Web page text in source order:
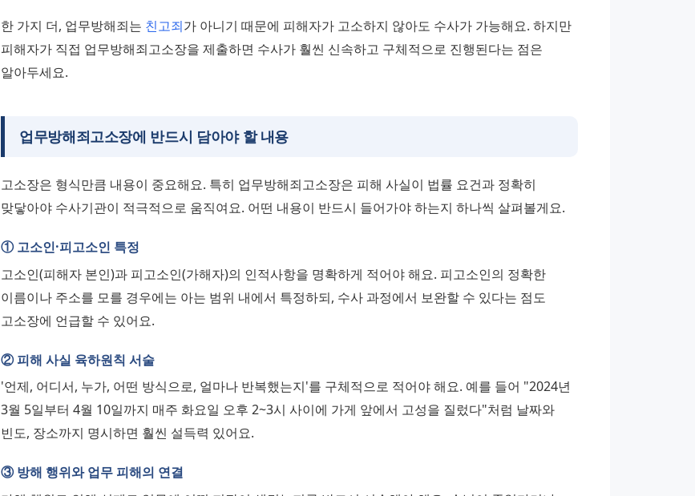
한 가지 더, 업무방해죄는 친고죄가 아니기 때문에 피해자가 고소하지 않아도 수사가 가능해요. 하지만
피해자가 직접 업무방해죄고소장을 제출하면 수사가 훨씬 신속하고 구체적으로 진행된다는 점은
알아두세요.
업무방해죄고소장에 반드시 담아야 할 내용
고소장은 형식만큼 내용이 중요해요. 특히 업무방해죄고소장은 피해 사실이 법률 요건과 정확히
맞닿아야 수사기관이 적극적으로 움직여요. 어떤 내용이 반드시 들어가야 하는지 하나씩 살펴볼게요.
① 고소인·피고소인 특정
고소인(피해자 본인)과 피고소인(가해자)의 인적사항을 명확하게 적어야 해요. 피고소인의 정확한
이름이나 주소를 모를 경우에는 아는 범위 내에서 특정하되, 수사 과정에서 보완할 수 있다는 점도
고소장에 언급할 수 있어요.
② 피해 사실 육하원칙 서술
'언제, 어디서, 누가, 어떤 방식으로, 얼마나 반복했는지'를 구체적으로 적어야 해요. 예를 들어 "2024년
3월 5일부터 4월 10일까지 매주 화요일 오후 2~3시 사이에 가게 앞에서 고성을 질렀다"처럼 날짜와
빈도, 장소까지 명시하면 훨씬 설득력 있어요.
③ 방해 행위와 업무 피해의 연결